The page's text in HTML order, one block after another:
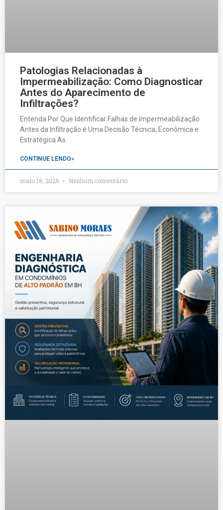
Patologias Relacionadas à
Impermeabilização: Como Diagnosticar
Antes do Aparecimento de
Infiltrações?
Entenda Por Que Identificar Falhas de Impermeabilização
Antes da Infiltração é Uma Decisão Técnica, Econômica e
Estratégica As
CONTINUE LENDO»
maio 18, 2026 Nenhum comentário